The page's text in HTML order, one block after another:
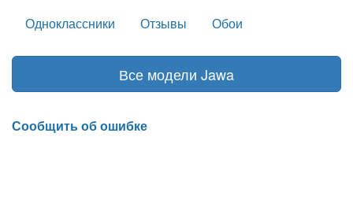
Одноклассники
Отзывы Обои
Все модели Jawa
Сообщить об ошибке